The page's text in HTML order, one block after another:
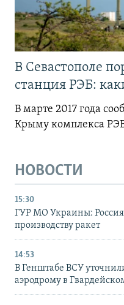
В Севастополе
станция РЭБ:
В марте 2017 года
Крыму комплекса
НОВОСТИ
15:30
ГУР МО Украины:
производству ракет
14:53
В Генштабе ВСУ
аэродрому в